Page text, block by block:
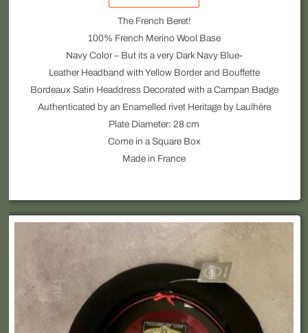
The French Beret!
100% French Merino Wool Base
Navy Color – But its a very Dark Navy Blue-
Leather Headband with Yellow Border and Bouffette
Bordeaux Satin Headdress Decorated with a Campan Badge
Authenticated by an Enamelled rivet Heritage by Laulhère
Plate Diameter: 28 cm
Come in a Square Box
Made in France
Ce
a
variations.
Les
options